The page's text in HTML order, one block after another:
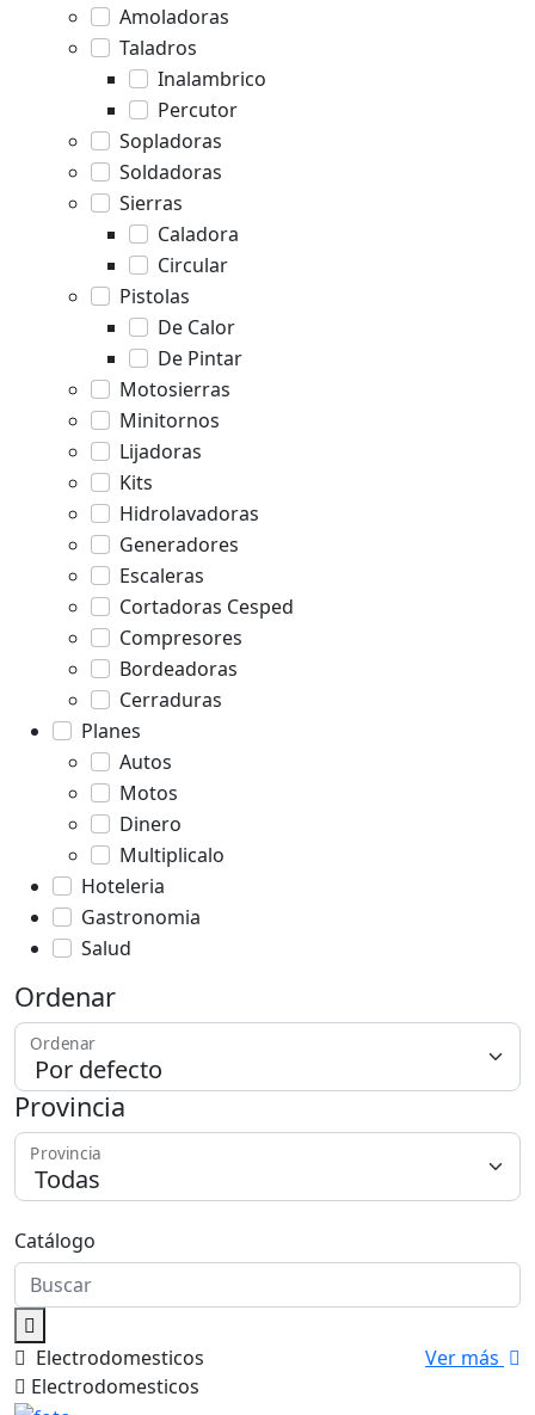
Amoladoras
Taladros
Inalambrico
Percutor
Sopladoras
Soldadoras
Sierras
Caladora
Circular
Pistolas
De Calor
De Pintar
Motosierras
Minitornos
Lijadoras
Kits
Hidrolavadoras
Generadores
Escaleras
Cortadoras Cesped
Compresores
Bordeadoras
Cerraduras
Planes
Autos
Motos
Dinero
Multiplicalo
Hoteleria
Gastronomia
Salud
Ordenar
Ordenar
Provincia
Provincia
Catálogo
Electrodomesticos
Ver más
Electrodomesticos